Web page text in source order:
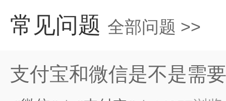
常见问题 全部问题 >>
支付宝和微信是不是需